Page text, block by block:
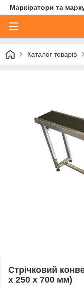
Маркіратори та
Каталог товарів
Стрічковий
х 250 х 700 мм)